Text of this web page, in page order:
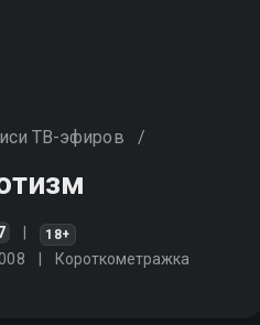
ТВ-эфиров /
18+
Короткометражка